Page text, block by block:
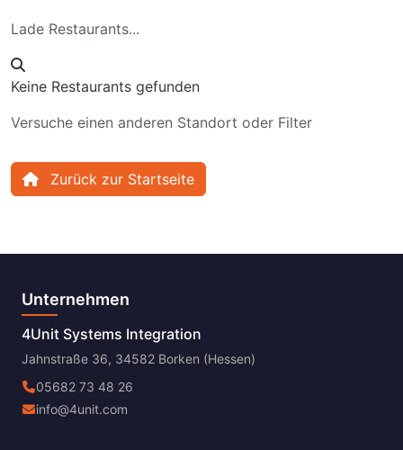
Lade Restaurants...
Keine Restaurants gefunden
Versuche einen anderen Standort oder Filter
Zurück zur Startseite
Unternehmen
4Unit Systems Integration
Jahnstraße 36, 34582 Borken (Hessen)
05682 73 48 26
info@4unit.com